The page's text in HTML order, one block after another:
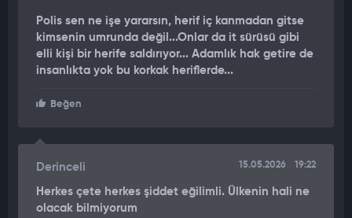
Polis sen ne işe yararsın, herif iç kanmadan gitse
kimsenin umrunda değil...Onlar da it sürüsü gibi
elli kişi bir herife saldırıyor... Adamlık hak getire de
insanlıkta yok bu korkak heriflerde...
Beğen
Derinceli 15.05.2026 19:22
Herkes çete herkes şiddet eğilimli. Ülkenin hali ne
olacak bilmiyorum